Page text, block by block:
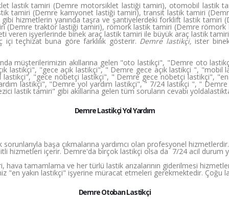
lastik tamiri (Demre motorsiklet lastiği tamiri), otomobil lastik
tamiri (Demre kamyonet lastiği tamiri), transit lastik tamiri
hizmetlerin yanında taşra ve şantiyelerdeki forklift lastik tamiri
(Demre traktör lastiği tamiri), römork lastik tamiri (Demre
veren işyerlerinde binek araç lastik tamiri ile büyük araç lastik tamiri
teçhizat buna göre farklılık gösterir. Demre lastikçi,ister
müşterilerimizin akıllarına gelen "oto lastikçi", "Demre oto
lastikçi", "gece açık lastikçi", " Demre gece açık lastikçi ",
"gece nöbetçi lastikçi", " Demre gece nöbetçi lastikçi",
lastikçi", "Demre yol yardım lastikçi", " 7/24 lastikçi ", "
lastik tamiri" gibi akıllarına gelen tüm soruların cevabı
Demre Lastikçi Yol Yardım
başa çıkmalarına yardımcı olan profesyonel
hizmetleri içerir. Demre'da birçok lastikçi olsa da 7/24 acil durum
tamamlama ve her türlü lastik arızalarının giderilmesi
"en yakın lastikçi" işyerine müracat etmeleri gerekmektedir. Çoğu
Demre Otoban Lastikçi